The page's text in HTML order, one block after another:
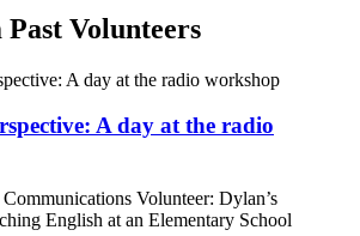
Volunteers
A day at the radio